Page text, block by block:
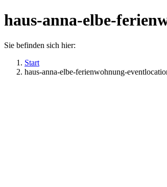
haus-anna-elbe-
Sie befinden sich hier:
Start
haus-anna-elbe-ferienwohnung-